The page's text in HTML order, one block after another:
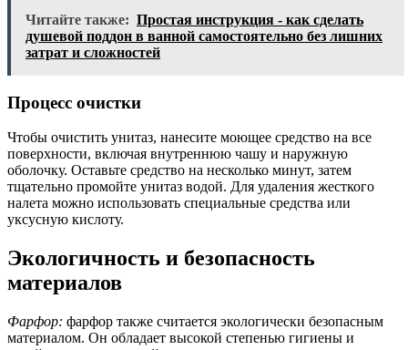
Читайте также: Простая инструкция - как сделать
душевой поддон в ванной самостоятельно без лишних
затрат и сложностей
Процесс очистки
Чтобы очистить унитаз, нанесите моющее средство на все
поверхности, включая внутреннюю чашу и наружную
оболочку. Оставьте средство на несколько минут, затем
тщательно промойте унитаз водой. Для удаления жесткого
налета можно использовать специальные средства или
уксусную кислоту.
Экологичность и безопасность
материалов
Фарфор: фарфор также считается экологически безопасным
материалом. Он обладает высокой степенью гигиены и